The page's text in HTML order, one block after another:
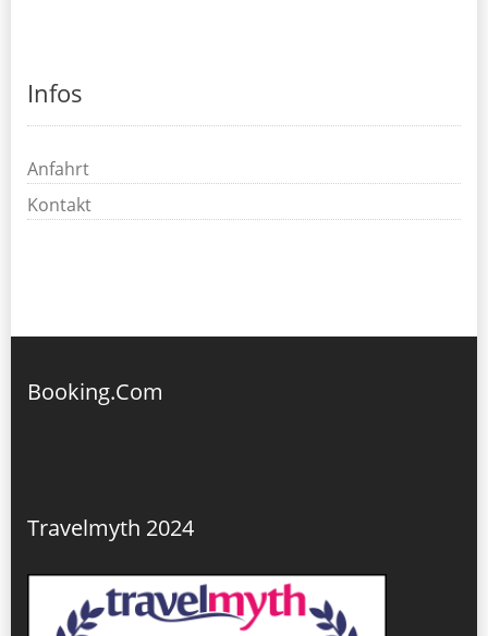
Infos
Anfahrt
Kontakt
Booking.Com
Travelmyth 2024